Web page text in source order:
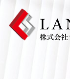
content